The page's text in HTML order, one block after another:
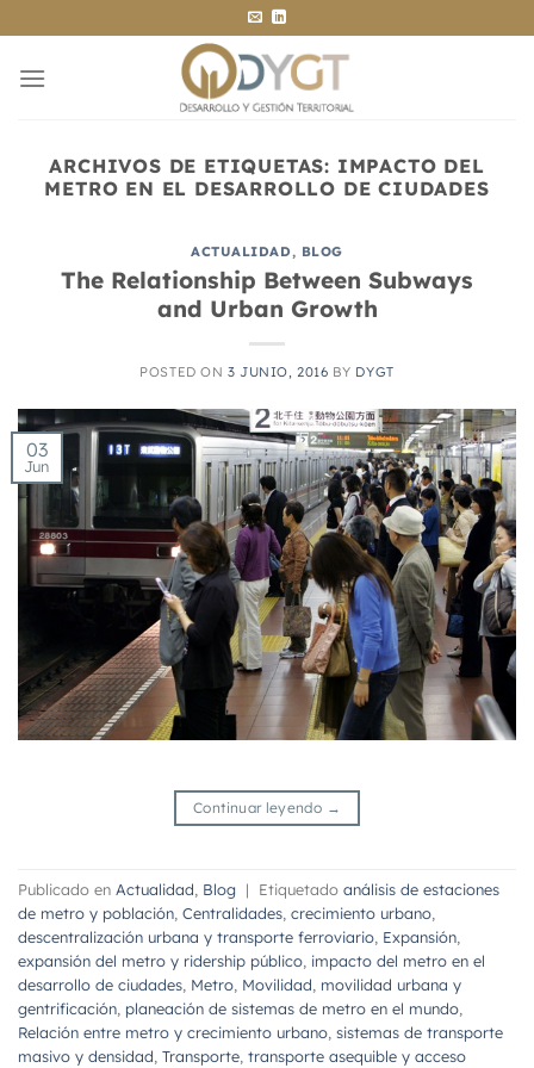
al
contenido
ARCHIVOS DE ETIQUETAS: IMPACTO DEL
METRO EN EL DESARROLLO DE CIUDADES
ACTUALIDAD, BLOG
The Relationship Between Subways
and Urban Growth
POSTED ON 3 JUNIO, 2016 BY DYGT
03
Jun
Continuar leyendo →
Publicado en Actualidad, Blog | Etiquetado análisis de estaciones
de metro y población, Centralidades, crecimiento urbano,
descentralización urbana y transporte ferroviario, Expansión,
expansión del metro y ridership público, impacto del metro en el
desarrollo de ciudades, Metro, Movilidad, movilidad urbana y
gentrificación, planeación de sistemas de metro en el mundo,
Relación entre metro y crecimiento urbano, sistemas de transporte
masivo y densidad, Transporte, transporte asequible y acceso